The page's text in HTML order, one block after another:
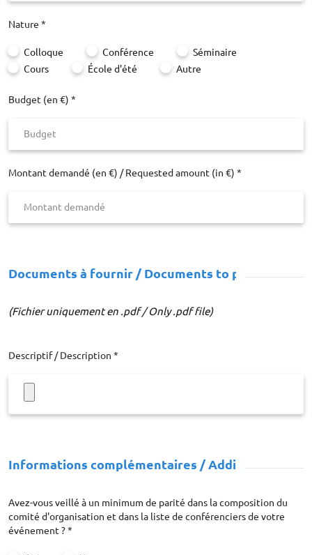
Nature *
Colloque Conférence
Séminaire
Cours
École d'été Autre
Budget (en €) *
Montant demandé (en €) / Requested amount (in €) *
Documents à fournir / Documents to provide
(Fichier uniquement en .pdf / Only .pdf file)
Descriptif / Description *
Informations complémentaires / Additional
Avez-vous veillé à un minimum de parité dans la composition du
comité d'organisation et dans la liste de conférenciers de votre
événement ? *